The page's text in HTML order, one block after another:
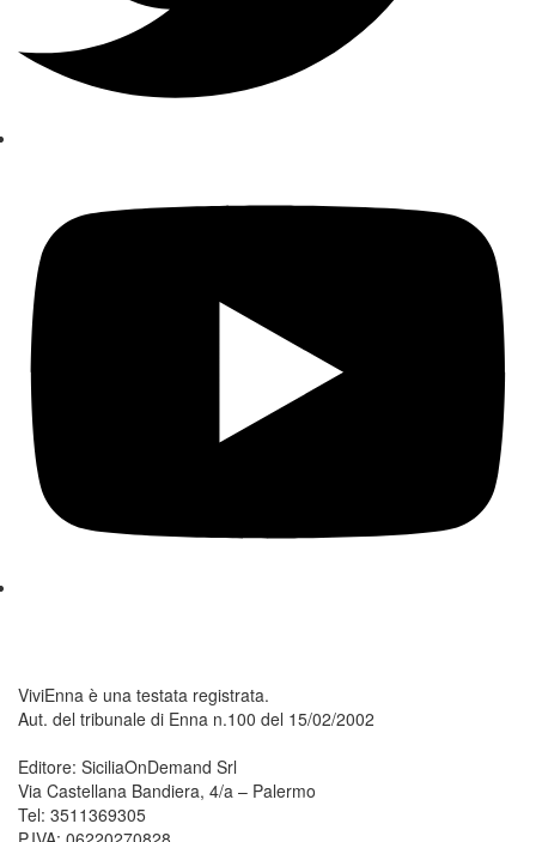
ViviEnna è una testata registrata.
Aut. del tribunale di Enna n.100 del 15/02/2002
Editore: SiciliaOnDemand Srl
Via Castellana Bandiera, 4/a – Palermo
Tel: 3511369305